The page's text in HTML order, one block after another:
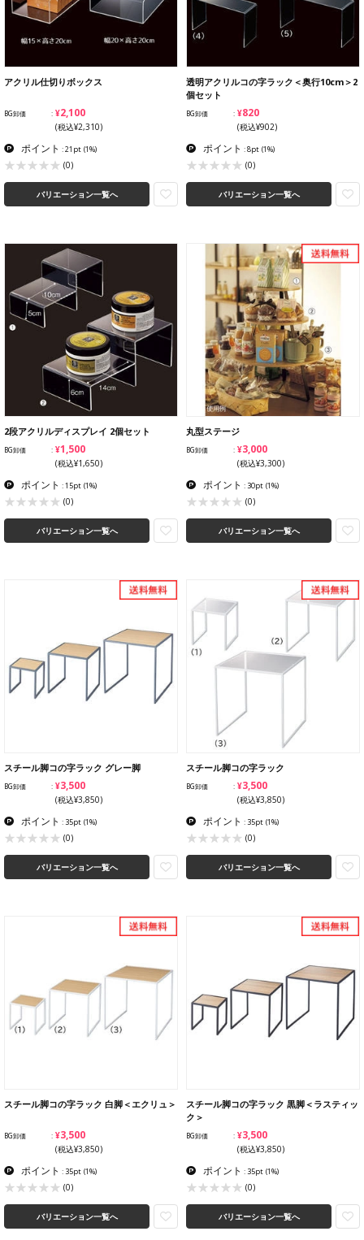
アクリル仕切りボックス
BG卸価 ¥2,100
(税込¥2,310)
ポイント : 21pt (1%)
(0)
バリエーション一覧へ
透明アクリルコの字ラック＜奥行10cm＞2
個セット
BG卸価 ¥820
(税込¥902)
ポイント : 8pt (1%)
(0)
バリエーション一覧へ
2段アクリルディスプレイ 2個セット
BG卸価 ¥1,500
(税込¥1,650)
ポイント : 15pt (1%)
(0)
バリエーション一覧へ
丸型ステージ
BG卸価 ¥3,000
(税込¥3,300)
ポイント : 30pt (1%)
(0)
バリエーション一覧へ
スチール脚コの字ラック グレー脚
BG卸価 ¥3,500
(税込¥3,850)
ポイント : 35pt (1%)
(0)
バリエーション一覧へ
スチール脚コの字ラック
BG卸価 ¥3,500
(税込¥3,850)
ポイント : 35pt (1%)
(0)
バリエーション一覧へ
スチール脚コの字ラック 白脚＜エクリュ＞
BG卸価 ¥3,500
(税込¥3,850)
ポイント : 35pt (1%)
(0)
バリエーション一覧へ
スチール脚コの字ラック 黒脚＜ラスティッ
ク＞
BG卸価 ¥3,500
(税込¥3,850)
ポイント : 35pt (1%)
(0)
バリエーション一覧へ